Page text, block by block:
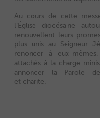
Au cours de cette
l’Église diocésaine
renouvellent leurs
plus unis au Seigneur
renoncer à eux-
attachés à la charge
annoncer la Parole
et charité.